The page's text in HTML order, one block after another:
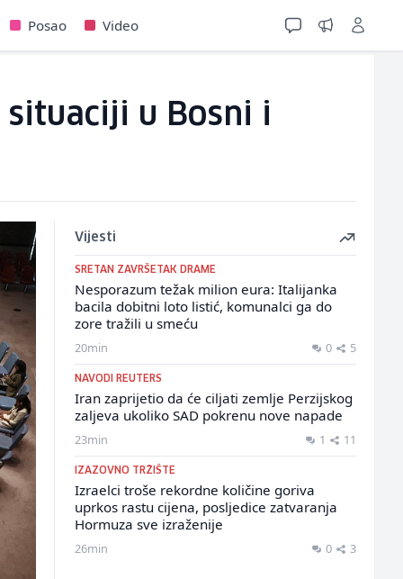
Posao Video
u Bosni i
Vijesti
SRETAN ZAVRŠETAK DRAME
Nesporazum težak milion eura: Italijanka
bacila dobitni loto listić, komunalci ga do
zore tražili u smeću
20min 0 5
NAVODI REUTERS
Iran zaprijetio da će ciljati zemlje Perzijskog
zaljeva ukoliko SAD pokrenu nove napade
23min 1 11
IZAZOVNO TRŽIŠTE
Izraelci troše rekordne količine goriva
uprkos rastu cijena, posljedice zatvaranja
Hormuza sve izraženije
26min 0 3